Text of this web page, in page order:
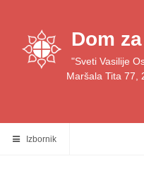
content
Dom
"Sveti Vasilije
Maršala Tita 77,
Izbornik